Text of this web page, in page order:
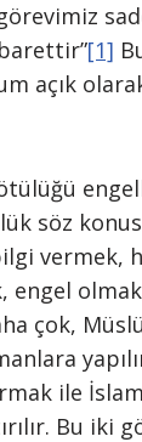
[1]
açık
söz
vermek,
engel
çok,
ile
Bu iki